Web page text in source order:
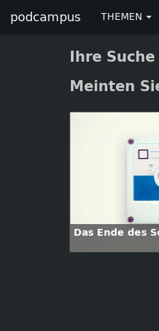
podcampus THEMEN
Ihre
Meinten
Das Ende des